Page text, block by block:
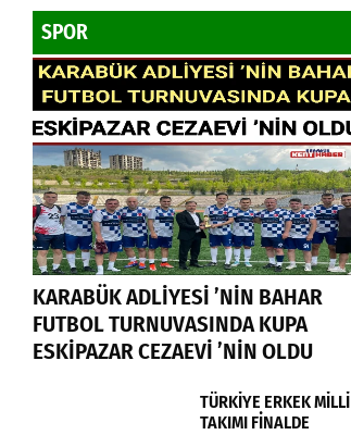
SPOR
KARABÜK ADLİYESİ ’NİN BAHAR
FUTBOL TURNUVASINDA KUPA
ESKİPAZAR CEZAEVİ ’NİN OLDU
TÜRKİYE ERKEK MİLLİ
TAKIMI FİNALDE